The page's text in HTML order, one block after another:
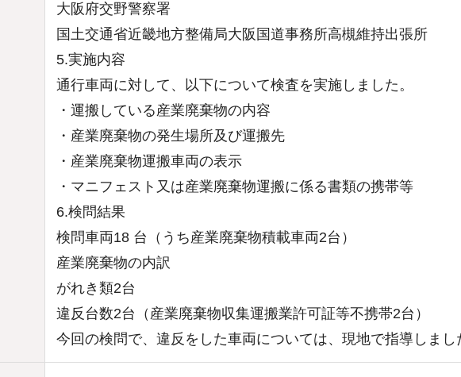
大阪府交野警察署
国土交通省近畿地方整備局大阪国道事務所高槻維持出張所
5.実施内容
通行車両に対して、以下について検査を実施しました。
・運搬している産業廃棄物の内容
・産業廃棄物の発生場所及び運搬先
・産業廃棄物運搬車両の表示
・マニフェスト又は産業廃棄物運搬に係る書類の携帯等
6.検問結果
検問車両18 台（うち産業廃棄物積載車両2台）
産業廃棄物の内訳
がれき類2台
違反台数2台（産業廃棄物収集運搬業許可証等不携帯2台）
今回の検問で、違反をした車両については、現地で指導しまし